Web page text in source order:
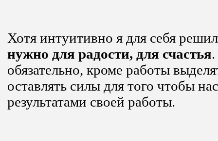
Хотя интуитивно я для себя
нужно для радости, для счастья
обязательно, кроме работы
оставлять силы для того чтобы
результатами своей работы.